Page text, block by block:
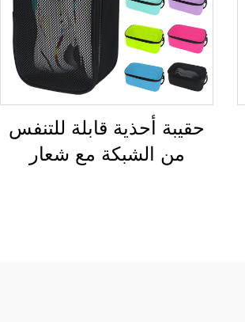
حقيبة أحذية قابلة للتنفس
من الشبكة مع شعار